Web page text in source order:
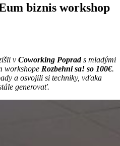
biznis workshop
v Coworking Poprads mladými
workshope Rozbehni sa! so 100€.
a osvojili si techniky, vďaka
generovať.